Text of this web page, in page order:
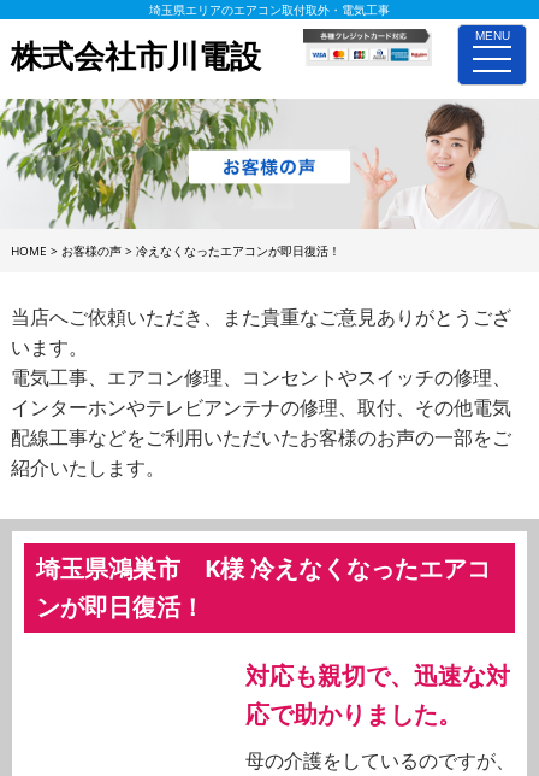
MENU
toggle
埼玉県エリアのエアコン取付取外・電気工事
株式会社市川電設
HOME > お客様の声> 冷えなくなったエアコンが即日復活！
当店へご依頼いただき、また貴重なご意見ありがとうござ
います。
電気工事、エアコン修理、コンセントやスイッチの修理、
インターホンやテレビアンテナの修理、取付、その他電気
配線工事などをご利用いただいたお客様のお声の一部をご
紹介いたします。
埼玉県鴻巣市 K様 冷えなくなったエアコ
ンが即日復活！
対応も親切で、迅速な対
応で助かりました。
母の介護をしているのですが、